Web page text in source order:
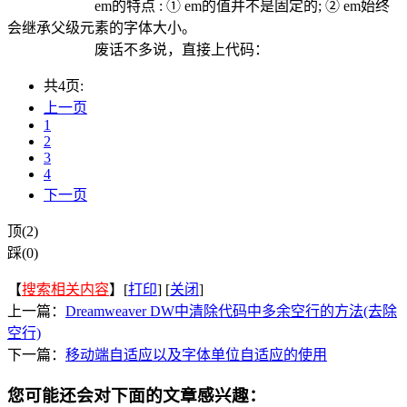
em的特点 : ① em的值并不是固定的; ② em始终
会继承父级元素的字体大小。
废话不多说，直接上代码：
共4页:
上一页
1
2
3
4
下一页
顶(2)
踩(0)
【搜索相关内容】[打印] [关闭]
上一篇： Dreamweaver DW中清除代码中多余空行的方法(去除
空行)
下一篇： 移动端自适应以及字体单位自适应的使用
您可能还会对下面的文章感兴趣：